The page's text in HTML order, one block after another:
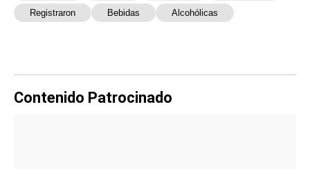
Registraron Bebidas Alcohólicas
Contenido Patrocinado